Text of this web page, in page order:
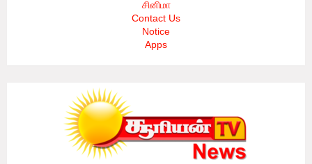
சினிமா
Contact Us
Notice
Apps